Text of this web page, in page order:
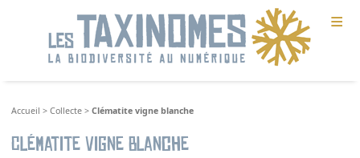
≡
Accueil >Collecte >Clématite vigne blanche
Clématite vigne blanche